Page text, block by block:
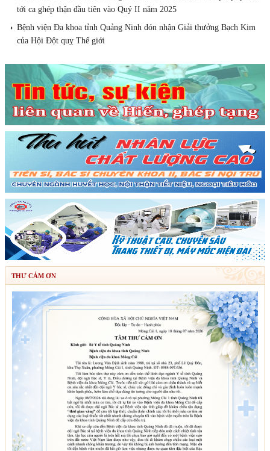
tới ca ghép thận đầu tiên vào Quý II năm 2025
Bệnh viện Đa khoa tỉnh Quảng Ninh đón nhận Giải thưởng Bạch Kim
của Hội Đột quỵ Thế giới
THƯ CẢM ƠN